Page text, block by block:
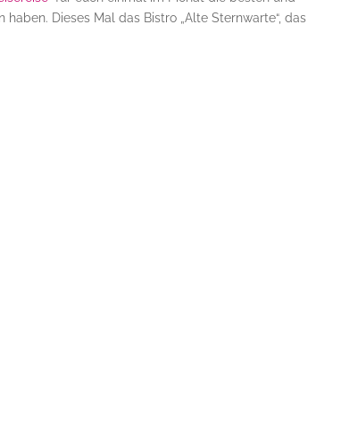
Dieses Mal das Bistro „Alte Sternwarte“, das